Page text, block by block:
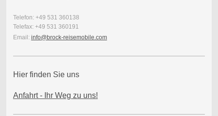
Telefon: +49 531 360138
Telefax: +49 531 360191
Email: info@brock-reisemobile.com
Hier finden Sie uns
Anfahrt - Ihr Weg zu uns!